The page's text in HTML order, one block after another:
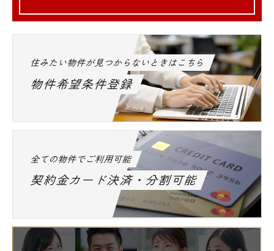
■銀行
みずほ銀行高田馬場支店 ・・・ 276m
三菱UFJ銀行高田馬場支店 ・・・ 382m
落合中央公園 ・・・ 546m
目白の森 ・・・ 958m
■図書館
東京富士大学図書館 ・・・ 187m
新宿区立下落合図書館 ・・・ 195m
住みたい物件が見つからないときはこちら
物件希望条件登録
全ての物件でご利用可能
契約金カード決済・分割可能